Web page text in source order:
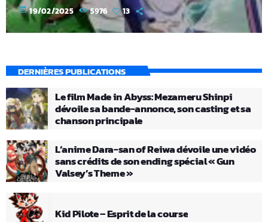
today 19/02/2025 5976 13
DERNIÈRES PUBLICATIONS
Le film Made in Abyss: Mezameru Shinpi
dévoile sa bande-annonce, son casting et sa
chanson principale
L’anime Dara-san of Reiwa dévoile une vidéo
sans crédits de son ending spécial « Gun
Valsey’s Theme »
Kid Pilote – Esprit de la course